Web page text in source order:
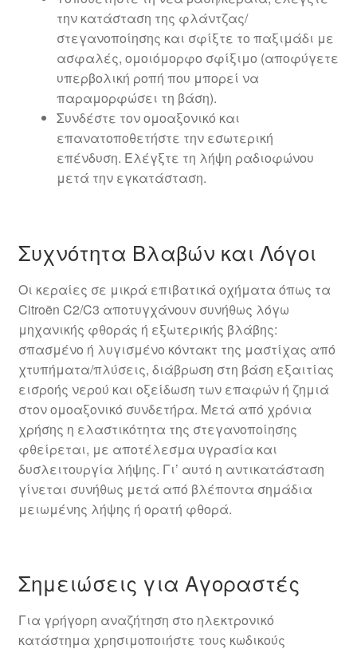
την κατάσταση της φλάντζας/
στεγανοποίησης και σφίξτε το παξιμάδι με
ασφαλές, ομοιόμορφο σφίξιμο (αποφύγετε
υπερβολική ροπή που μπορεί να
παραμορφώσει τη βάση).
Συνδέστε τον ομοαξονικό και
επανατοποθετήστε την εσωτερική
επένδυση. Ελέγξτε τη λήψη ραδιοφώνου
μετά την εγκατάσταση.
Συχνότητα Βλαβών και Λόγοι
Οι κεραίες σε μικρά επιβατικά οχήματα όπως τα
Citroën C2/C3 αποτυγχάνουν συνήθως λόγω
μηχανικής φθοράς ή εξωτερικής βλάβης:
σπασμένο ή λυγισμένο κόντακτ της μαστίχας από
χτυπήματα/πλύσεις, διάβρωση στη βάση εξαιτίας
εισροής νερού και οξείδωση των επαφών ή ζημιά
στον ομοαξονικό συνδετήρα. Μετά από χρόνια
χρήσης η ελαστικότητα της στεγανοποίησης
φθείρεται, με αποτέλεσμα υγρασία και
δυσλειτουργία λήψης. Γι’ αυτό η αντικατάσταση
γίνεται συνήθως μετά από βλέποντα σημάδια
μειωμένης λήψης ή ορατή φθορά.
Σημειώσεις για Αγοραστές
Για γρήγορη αναζήτηση στο ηλεκτρονικό
κατάστημα χρησιμοποιήστε τους κωδικούς